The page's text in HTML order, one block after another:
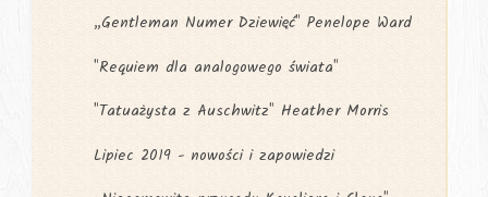
„Gentleman Numer Dziewięć" Penelope Ward
"Requiem dla analogowego świata"
"Tatuażysta z Auschwitz" Heather Morris
Lipiec 2019 - nowości i zapowiedzi